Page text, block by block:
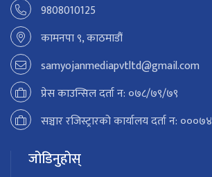
9808010125
कामनपा ९, काठमाडौं
samyojanmediapvtltd@gmail.com
प्रेस काउन्सिल दर्ता न: ०७८/७९/७९
सञ्चार रजिस्ट्रारको कार्यालय दर्ता न: ०००७४
जोडिनुहोस्